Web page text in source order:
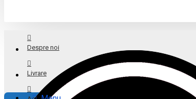
Despre noi
Livrare